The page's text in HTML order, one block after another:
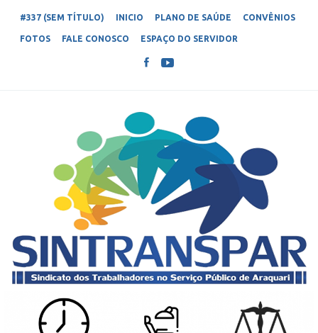
#337 (SEM TÍTULO) INICIO PLANO DE SAÚDE CONVÊNIOS
FOTOS FALE CONOSCO ESPAÇO DO SERVIDOR
SINTRANSPAR – SINDICATO DOS
TRABALHADORES NO SERVIÇO
Sindicato dos Trabalhadores no Serviço Público de Araquari